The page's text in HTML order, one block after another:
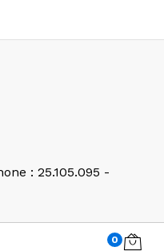
: 25.105.095 -
0